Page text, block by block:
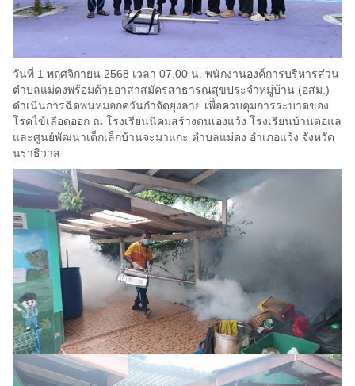
วันที่ 1 พฤศจิกายน 2568 เวลา 07.00 น. พนักงานองค์การบริหารส่วน
ตำบลแม่ดงพร้อมด้วยอาสาสมัครสาธารณสุขประจำหมู่บ้าน (อสม.)
ดำเนินการฉีดพ่นหมอกควันกำจัดยุงลาย เพื่อควบคุมการระบาดของ
โรคไข้เลือดออก ณ โรงเรียนนิคมสร้างตนเองแว้ง โรงเรียนบ้านตอแล
และศูนย์พัฒนาเด็กเล็กบ้านจะมาแกะ ตำบลแม่ดง อำเภอแว้ง จังหวัด
นราธิวาส